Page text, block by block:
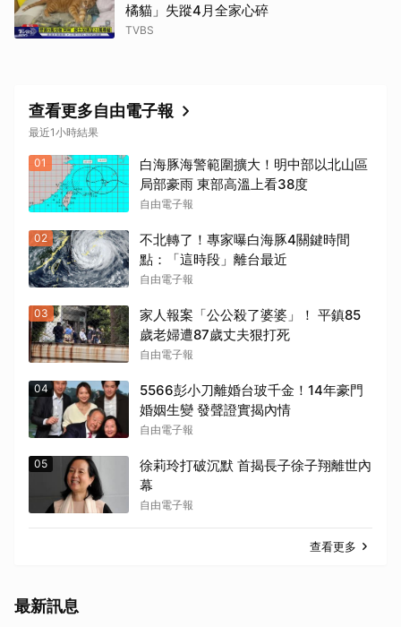
橘貓」失蹤4月全家心碎
TVBS
查看更多自由電子報
最近1小時結果
01
白海豚海警範圍擴大！明中部以北山區
局部豪雨 東部高溫上看38度
自由電子報
02
不北轉了！專家曝白海豚4關鍵時間
點：「這時段」離台最近
自由電子報
03
家人報案「公公殺了婆婆」！ 平鎮85
歲老婦遭87歲丈夫狠打死
自由電子報
04
5566彭小刀離婚台玻千金！14年豪門
婚姻生變 發聲證實揭內情
自由電子報
05
徐莉玲打破沉默 首揭長子徐子翔離世內
幕
自由電子報
查看更多
最新訊息